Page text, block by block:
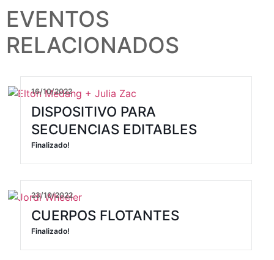
EVENTOS
RELACIONADOS
16/10/2022
DISPOSITIVO PARA
SECUENCIAS EDITABLES
Finalizado!
23/10/2022
CUERPOS FLOTANTES
Finalizado!